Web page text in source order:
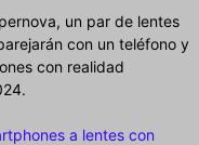
un par de lentes
con un teléfono y
con realidad
a lentes con